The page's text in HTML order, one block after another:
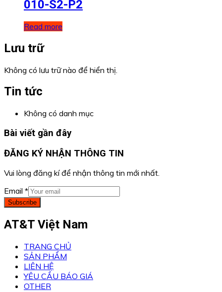
010-S2-P2
Read more
Lưu trữ
Không có lưu trữ nào để hiển thị.
Tin tức
Không có danh mục
Bài viết gần đây
ĐĂNG KÝ NHẬN THÔNG TIN
Vui lòng đăng kí để nhận thông tin mới nhất.
Email *
Subscribe
AT&T Việt Nam
TRANG CHỦ
SẢN PHẨM
LIÊN HỆ
YÊU CẦU BÁO GIÁ
OTHER